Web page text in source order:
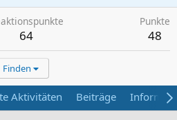
64
Punkte
48
Finden
Aktivitäten Beiträge